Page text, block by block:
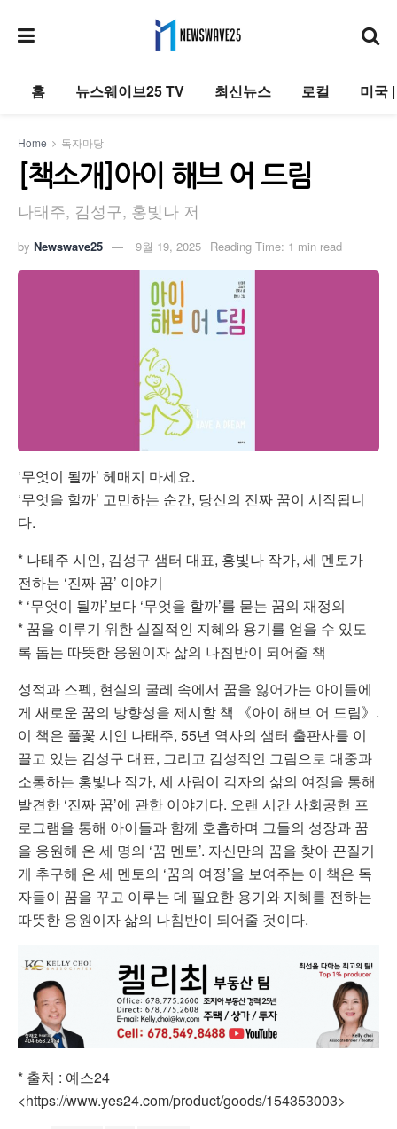
홈 뉴스웨이브25 TV 최신뉴스 로컬 미국
Home 독자마당
[책소개]아이 해브 어 드림
나태주, 김성구, 홍빛나 저
by Newswave25 9월 19, 2025 Reading Time: 1 min read
‘무엇이 될까’ 헤매지 마세요.
‘무엇을 할까’ 고민하는 순간, 당신의 진짜 꿈이 시작됩니
다.
* 나태주 시인, 김성구 샘터 대표, 홍빛나 작가, 세 멘토가
전하는 ‘진짜 꿈’ 이야기
* ‘무엇이 될까’보다 ‘무엇을 할까’를 묻는 꿈의 재정의
* 꿈을 이루기 위한 실질적인 지혜와 용기를 얻을 수 있도
록 돕는 따뜻한 응원이자 삶의 나침반이 되어줄 책
성적과 스펙, 현실의 굴레 속에서 꿈을 잃어가는 아이들에
게 새로운 꿈의 방향성을 제시할 책 《아이 해브 어 드림》.
이 책은 풀꽃 시인 나태주, 55년 역사의 샘터 출판사를 이
끌고 있는 김성구 대표, 그리고 감성적인 그림으로 대중과
소통하는 홍빛나 작가, 세 사람이 각자의 삶의 여정을 통해
발견한 ‘진짜 꿈’에 관한 이야기다. 오랜 시간 사회공헌 프
로그램을 통해 아이들과 함께 호흡하며 그들의 성장과 꿈
을 응원해 온 세 명의 ‘꿈 멘토’. 자신만의 꿈을 찾아 끈질기
게 추구해 온 세 멘토의 ‘꿈의 여정’을 보여주는 이 책은 독
자들이 꿈을 꾸고 이루는 데 필요한 용기와 지혜를 전하는
따뜻한 응원이자 삶의 나침반이 되어줄 것이다.
* 출처 : 예스24
<https://www.yes24.com/product/goods/154353003>